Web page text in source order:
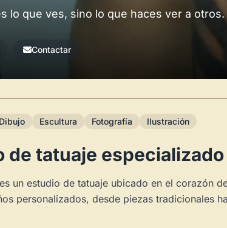
lo que ves, sino lo que haces ver a otros.
Contactar
Dibujo Escultura Fotografía Ilustración
de tatuaje especializado
es un estudio de tatuaje ubicado en el corazón
personalizados, desde piezas tradicionales